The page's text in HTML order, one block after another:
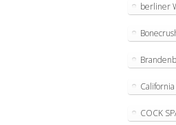
berliner
California
COCK